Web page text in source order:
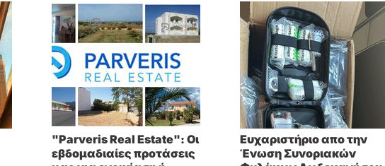
"Parveris Real Estate": Οι
εβδομαδιαίες προτάσεις
Ευχαριστήριο απο την
Ένωση Συνοριακών